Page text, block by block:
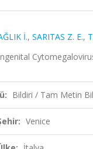
İ., SARITAS Z. E.,
Bildiri / Tam Metin
Venice